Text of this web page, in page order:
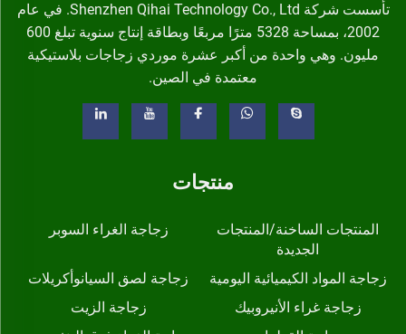
تأسست شركة Shenzhen Qihai Technology Co., Ltd. في عام
2002، بمساحة 5328 مترًا مربعًا وبطاقة إنتاج سنوية تبلغ 600
مليون. وهي واحدة من أكبر عشرة موردي زجاجات بلاستيكية
معتمدة في الصين.
منتجات
المنتجات الساخنة/المنتجات
الجديدة
زجاجة الغراء السوبر
زجاجة المواد الكيميائية اليومية
زجاجة لصق السيانوأكريلات
زجاجة غراء الأنيروبيك
زجاجة الزيت